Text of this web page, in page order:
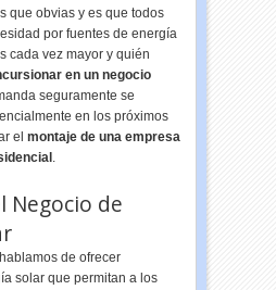
que obvias y es que todos
por fuentes de energía
cada vez mayor y quién
en un negocio
seguramente se
en los próximos
elmontaje de una empresa
.
Negocio de
de ofrecer
solar que permitan a los